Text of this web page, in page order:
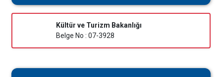
Kültür ve Turizm Bakanlığı
Belge No : 07-3928